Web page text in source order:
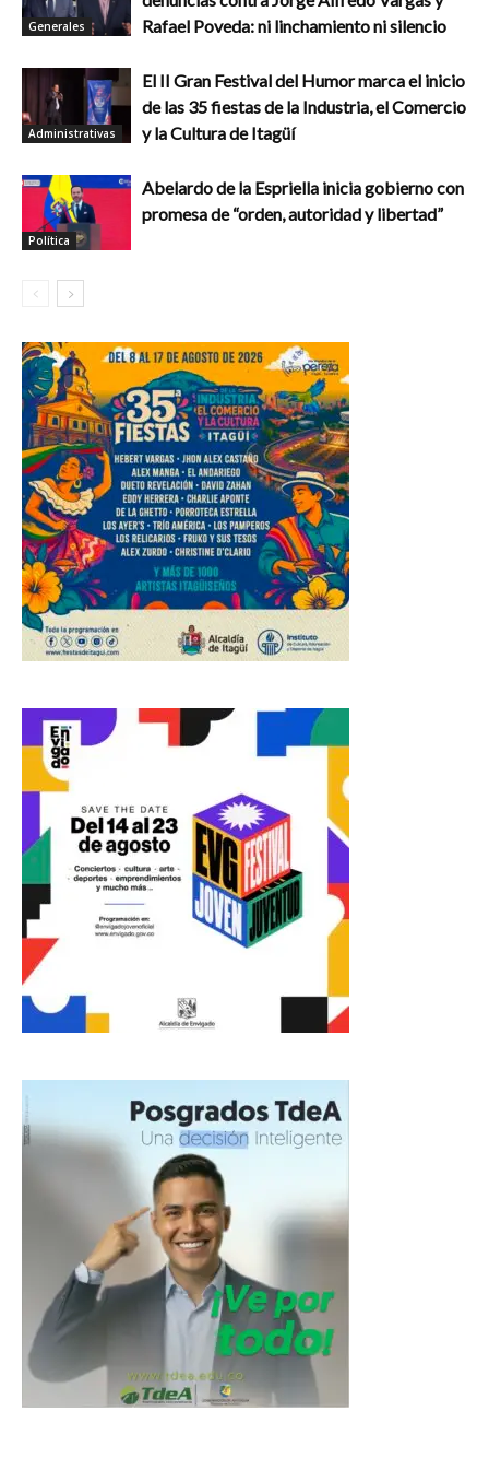
Generales
Rafael Poveda: ni linchamiento ni silencio
Administrativas
El II Gran Festival del Humor marca el inicio
de las 35 fiestas de la Industria, el Comercio
y la Cultura de Itagüí
Política
Abelardo de la Espriella inicia gobierno con
promesa de “orden, autoridad y libertad”